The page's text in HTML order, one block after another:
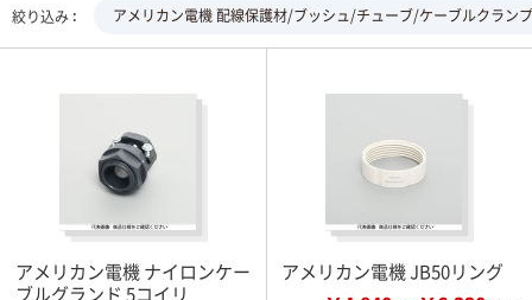
絞り込み アメリカン電機 配線保護材/ブッシュ/チューブ/ケーブルクランプ
アメリカン電機 ナイロンケー
ブルグランド 5コイリ
アメリカン電機 JB50リング